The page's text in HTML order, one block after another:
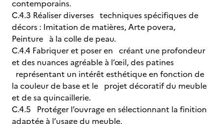
contemporains.
C.4.3 Réaliser diverses techniques spécifiques de
décors : Imitation de matières, Arte povera,
Peinture à la colle de peau.
C.4.4 Fabriquer et poser en créant une profondeur
et des nuances agréable à l’œil, des patines
représentant un intérêt esthétique en fonction de
la couleur de base et le projet décoratif du meuble
et de sa quincaillerie.
C.4.5 Protéger l’ouvrage en sélectionnant la finition
adaptée à l’usage du meuble.